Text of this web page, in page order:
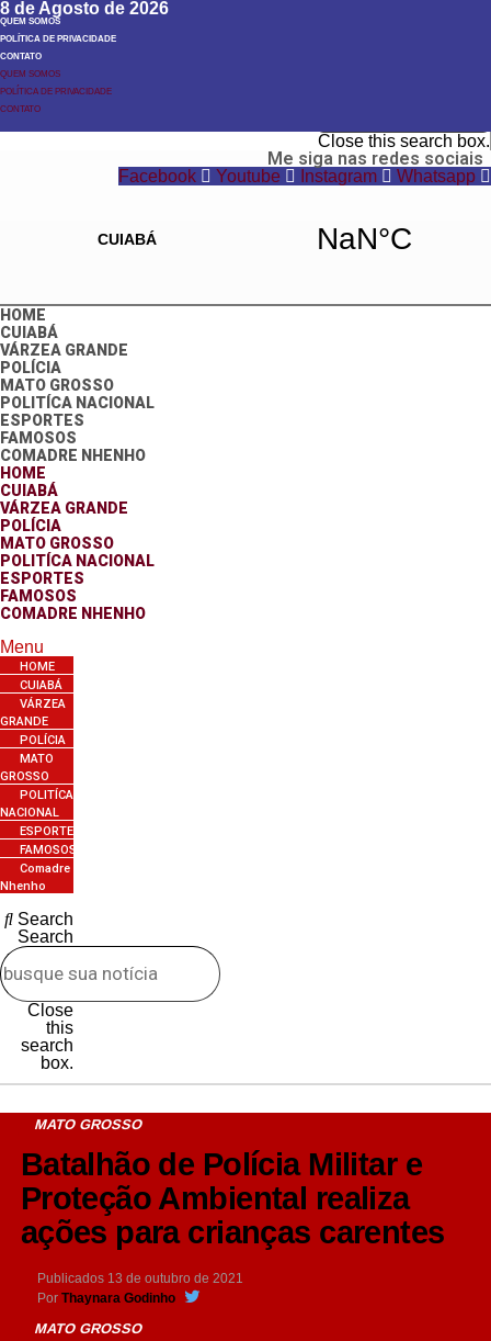
8 de Agosto de 2026
QUEM SOMOS
POLÍTICA DE PRIVACIDADE
CONTATO
QUEM SOMOS
POLÍTICA DE PRIVACIDADE
CONTATO
Close this search box.
Me siga nas redes sociais
Facebook Youtube Instagram Whatsapp
HOME
CUIABÁ
VÁRZEA GRANDE
POLÍCIA
MATO GROSSO
POLITÍCA NACIONAL
ESPORTES
FAMOSOS
COMADRE NHENHO
HOME
CUIABÁ
VÁRZEA GRANDE
POLÍCIA
MATO GROSSO
POLITÍCA NACIONAL
ESPORTES
FAMOSOS
COMADRE NHENHO
Menu
HOME
CUIABÁ
VÁRZEA
GRANDE
POLÍCIA
MATO
GROSSO
POLITÍCA
NACIONAL
ESPORTES
FAMOSOS
Comadre
Nhenho
Search
Search
Close
this
search
box.
MATO GROSSO
Batalhão de Polícia Militar e
Proteção Ambiental realiza
ações para crianças carentes
Publicados 13 de outubro de 2021
Por Thaynara Godinho
MATO GROSSO